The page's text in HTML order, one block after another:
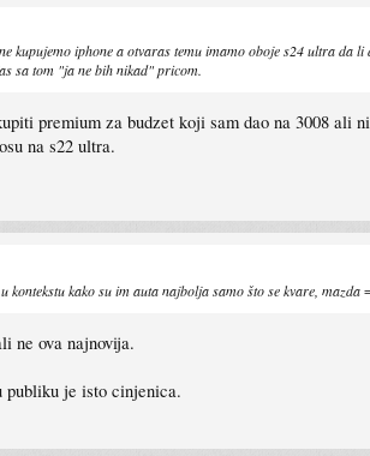
kupujemo iphone a otvaras temu imamo oboje s24 ultra
sa tom "ja ne bih nikad" pricom.
premium za budzet koji sam dao na 3008
na s22 ultra.
kontekstu kako su im auta najbolja samo što se kvare,
ne ova najnovija.
je isto cinjenica.